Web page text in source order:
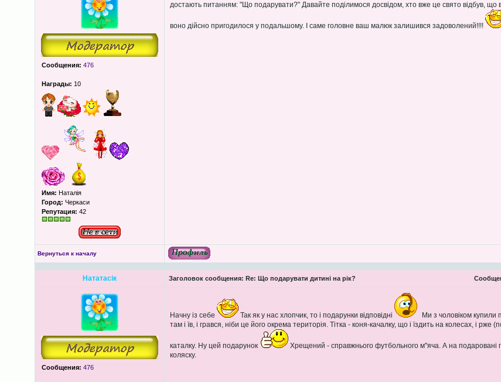
Сообщения: 476
Награды: 10
Имя: Наталія
Город: Черкаси
Репутация: 42
достають питанням: "Що подарувати?" Давайте поділимося досвідом, хто вже це свято відбув, що
воно дійсно пригодилося у подальшому. І саме головне ваш малюк залишився задоволений!!!!
Вернуться к началу
Нататасік Заголовок сообщения: Re: Що подарувати дитині на рік?
Сообщения: 476
Начну із себе Так як у нас хлопчик, то і подарунки відповідні
Ми з чоловіком купили
там і їв, і грався, ніби це його окрема територія. Тітка - коня-качалку, що і їздить на колесах, і
каталку. Ну цей подарунок
Хрещений - справжнього футбольного м"яча. А на подаровані
коляску.